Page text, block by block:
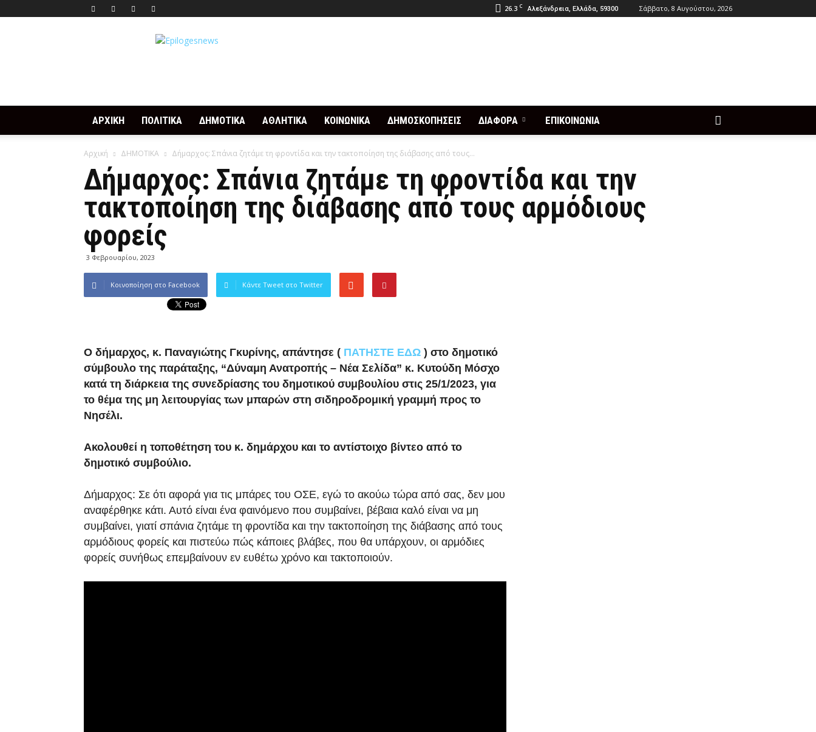
26.3 C Αλεξάνδρεια, Ελλάδα, 59300 Σάββατο, 8 Αυγούστου, 2026
Epilogesnews
ΑΡΧΙΚΗ ΠΟΛΙΤΙΚΑ ΔΗΜΟΤΙΚΑ ΑΘΛΗΤΙΚΑ ΚΟΙΝΩΝΙΚΑ ΔΗΜΟΣΚΟΠΗΣΕΙΣ ΔΙΑΦΟΡΑ ΕΠΙΚΟΙΝΩΝΙΑ
Αρχική ΔΗΜΟΤΙΚΑ Δήμαρχος: Σπάνια ζητάμε τη φροντίδα και την τακτοποίηση της διάβασης από τους...
Δήμαρχος: Σπάνια ζητάμε τη φροντίδα και την
τακτοποίηση της διάβασης από τους αρμόδιους
φορείς
3 Φεβρουαρίου, 2023
Κοινοποίηση στο Facebook Κάντε Tweet στο Twitter
Ο δήμαρχος, κ. Παναγιώτης Γκυρίνης, απάντησε ( ΠΑΤΗΣΤΕ ΕΔΩ ) στο δημοτικό
σύμβουλο της παράταξης, “Δύναμη Ανατροπής – Νέα Σελίδα” κ. Κυτούδη Μόσχο
κατά τη διάρκεια της συνεδρίασης του δημοτικού συμβουλίου στις 25/1/2023, για
το θέμα της μη λειτουργίας των μπαρών στη σιδηροδρομική γραμμή προς το
Νησέλι.
Ακολουθεί η τοποθέτηση του κ. δημάρχου και το αντίστοιχο βίντεο από το
δημοτικό συμβούλιο.
Δήμαρχος: Σε ότι αφορά για τις μπάρες του ΟΣΕ, εγώ το ακούω τώρα από σας, δεν μου
αναφέρθηκε κάτι. Αυτό είναι ένα φαινόμενο που συμβαίνει, βέβαια καλό είναι να μη
συμβαίνει, γιατί σπάνια ζητάμε τη φροντίδα και την τακτοποίηση της διάβασης από τους
αρμόδιους φορείς και πιστεύω πώς κάποιες βλάβες, που θα υπάρχουν, οι αρμόδιες
φορείς συνήθως επεμβαίνουν εν ευθέτω χρόνο και τακτοποιούν.